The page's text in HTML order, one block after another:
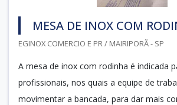
MESA DE INOX COM
EGINOX COMERCIO E PR / MAIRIPORÃ - SP
A mesa de inox com rodinha é indicada
profissionais, nos quais a equipe de
movimentar a bancada, para dar mais